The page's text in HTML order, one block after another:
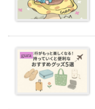
gura